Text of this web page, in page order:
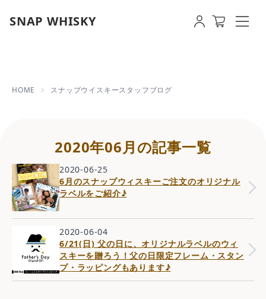
SNAP WHISKY2020年06月の記事一覧 | 【即日発送
HOME スナップウイスキースタッフブログ
2020年06月の記事一覧
2020-06-25
6月のスナップウィスキーご注文のオリジナル
ラベルをご紹介♪
2020-06-04
6/21(日) 父の日に、オリジナルラベルのウィ
スキーを贈ろう！父の日限定フレーム・スタン
プ・ラッピングもあります♪